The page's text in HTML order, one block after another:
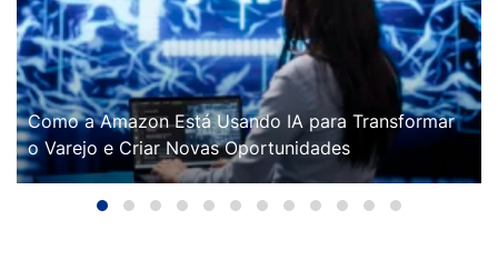
Como a Amazon Está Usando IA para Transformar
o Varejo e Criar Novas Oportunidades